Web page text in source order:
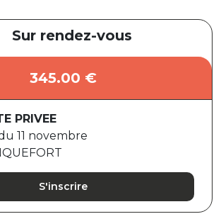
Sur rendez-vous
345.00 €
PRIVEE
11 novembre
S'inscrire